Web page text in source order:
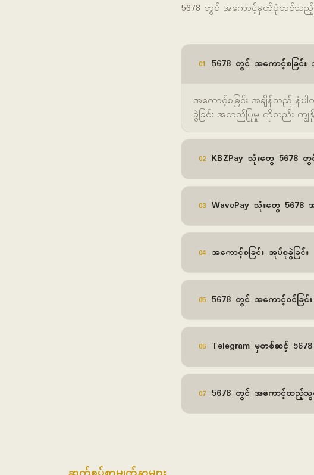
5678 တွင် အကောင့်မှတ်ပုံတင်သ
01 5678 တွင် အကောင့်စခြ
အကောင့်စခြင်း အချိန်သည် နံပ
ခွဲခြင်း အတည်ပြုမှု ကိုလည်း က
02 KBZPay သုံးတွေ 5678
03 WavePay သုံးတွေ
04 အကောင့်စခြင်း အုပ်စုခွဲခ
05 5678 တွင် အကောင့်ဝင်ခြ
06 Telegram မှတစ်ဆင့်
07 5678 တွင် အကောင့်ထည့်သွင်